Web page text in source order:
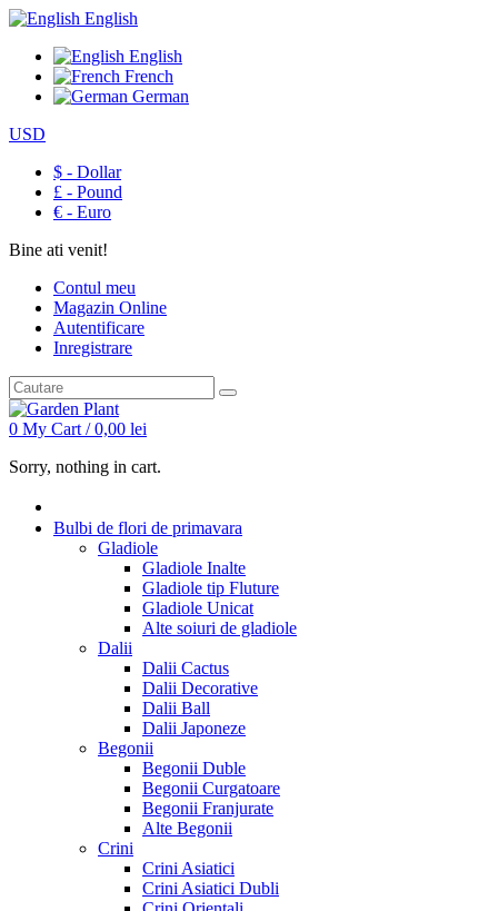
English
English
French
German
USD
$ - Dollar
£ - Pound
€ - Euro
Bine ati venit!
Contul meu
Magazin Online
Autentificare
Inregistrare
0 My Cart /0,00 lei
Sorry, nothing in cart.
Bulbi de flori de primavara
Gladiole
Gladiole Inalte
Gladiole tip Fluture
Gladiole Unicat
Alte soiuri de gladiole
Dalii
Dalii Cactus
Dalii Decorative
Dalii Ball
Dalii Japoneze
Begonii
Begonii Duble
Begonii Curgatoare
Begonii Franjurate
Alte Begonii
Crini
Crini Asiatici
Crini Asiatici Dubli